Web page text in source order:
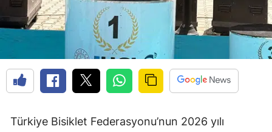
Türkiye Bisiklet Federasyonu’nun 2026 yılı